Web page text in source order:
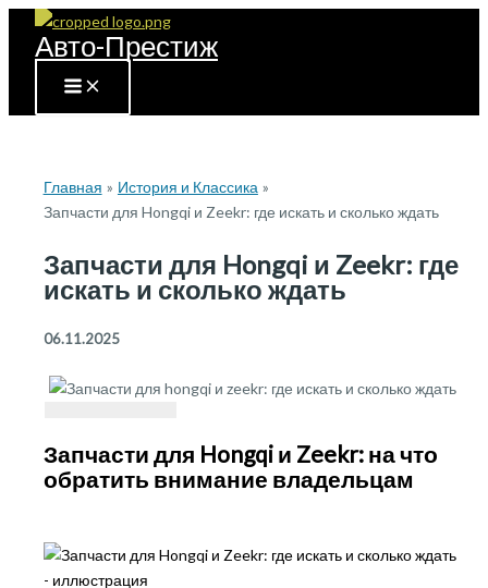
Перейти
Авто-Престиж
Главная
История и Классика
Запчасти для Hongqi и Zeekr: где искать и сколько ждать
Запчасти для Hongqi и Zeekr: где
искать и сколько ждать
06.11.2025
Запчасти для Hongqi и Zeekr: на что
обратить внимание владельцам